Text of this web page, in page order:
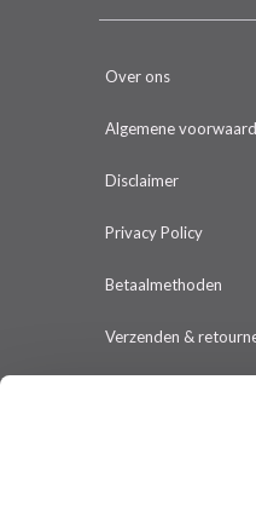
Over ons
Algemene
Disclaimer
Privacy Policy
Betaalmethoden
Verzenden &